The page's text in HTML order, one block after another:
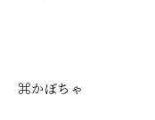
⌘かぼちゃ